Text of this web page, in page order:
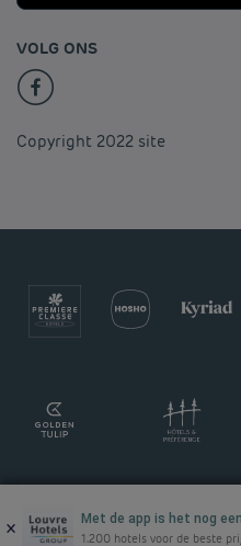
VOLG ONS
Copyright 2022 site
× Met de app is het nog
1.200 hotels voor de beste